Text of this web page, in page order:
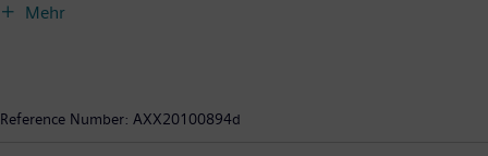
Konzernumsatzes auf grüne Produkte und Lösungen. Insgesamt
Mehr
Reference Number: AXX20100894d